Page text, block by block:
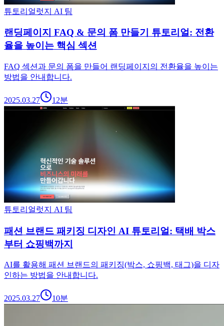
튜토리얼럿지 AI 팀
랜딩페이지 FAQ & 문의 폼 만들기 튜토리얼: 전환
율을 높이는 핵심 섹션
FAQ 섹션과 문의 폼을 만들어 랜딩페이지의 전환율을 높이는
방법을 안내합니다.
2025.03.27 12분
튜토리얼럿지 AI 팀
패션 브랜드 패키징 디자인 AI 튜토리얼: 택배 박스
부터 쇼핑백까지
AI를 활용해 패션 브랜드의 패키징(박스, 쇼핑백, 태그)을 디자
인하는 방법을 안내합니다.
2025.03.27 10분